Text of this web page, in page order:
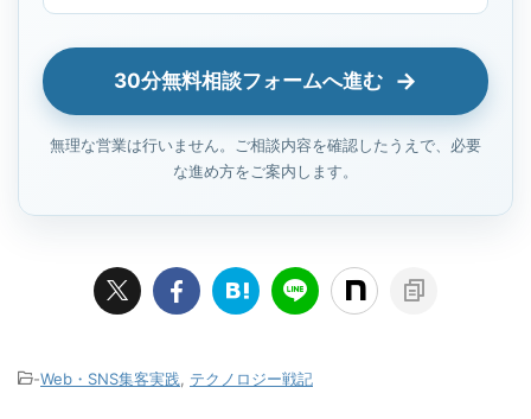
30分無料相談フォームへ進む
無理な営業は行いません。ご相談内容を確認したうえで、必要
な進め方をご案内します。
-Web・SNS集客実践 テクノロジー戦記